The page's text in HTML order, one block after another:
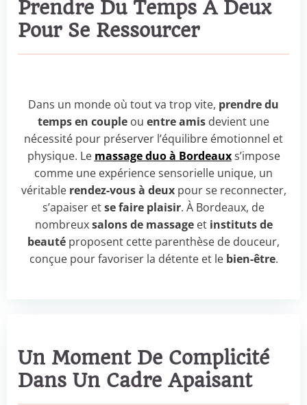
Prendre Du Temps À Deux
Pour Se Ressourcer
Dans un monde où tout va trop vite, prendre du
temps en couple ou entre amis devient une
nécessité pour préserver l’équilibre émotionnel et
physique. Le massage duo à Bordeauxs’impose
comme une expérience sensorielle unique, un
véritable rendez-vous à deuxpour se reconnecter,
s’apaiser etse faire plaisir. À Bordeaux, de
nombreuxsalons de massageet instituts de
beauté proposent cette parenthèse de douceur,
conçue pour favoriser la détente et le bien-être.
Un Moment De Complicité
Dans Un Cadre Apaisant